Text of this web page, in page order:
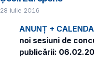
28 iulie 2016
ANUNȚ +
noi sesiuni de
publicării: